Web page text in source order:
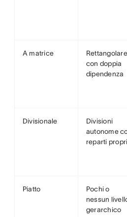
A matrice
con doppia
dipendenza
Divisionale
Divisioni
autonome
reparti propri
Piatto
Pochi o
nessun
gerarchico